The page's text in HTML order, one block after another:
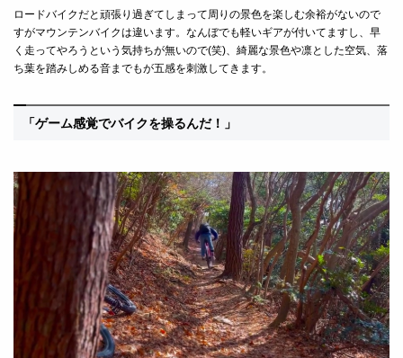
ロードバイクだと頑張り過ぎてしまって周りの景色を楽しむ余裕がないので
すがマウンテンバイクは違います。なんぼでも軽いギアが付いてますし、早
く走ってやろうという気持ちが無いので(笑)、綺麗な景色や凛とした空気、落
ち葉を踏みしめる音までもが五感を刺激してきます。
「ゲーム感覚でバイクを操るんだ！」